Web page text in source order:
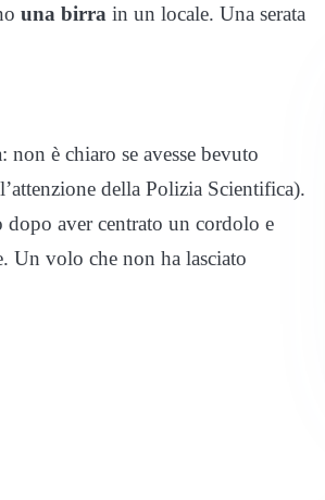
una birra in un locale. Una serata
è chiaro se avesse bevuto
della Polizia Scientifica).
aver centrato un cordolo e
Un volo che non ha lasciato